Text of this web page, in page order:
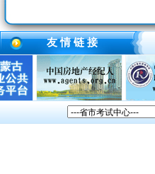
友 情 链 接